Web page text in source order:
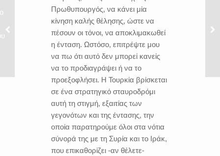
Πρωθυπουργός, να κάνει μία
κίνηση καλής θέλησης, ώστε να
πέσουν οι τόνοι, να αποκλιμακωθεί
η ένταση. Ωστόσο, επιτρέψτε μου
να πω ότι αυτό δεν μπορεί κανείς
να το προδιαγράψει ή να το
προεξοφλήσει. Η Τουρκία βρίσκεται
σε ένα στρατηγικό σταυροδρόμι
αυτή τη στιγμή, εξαιτίας των
γεγονότων και της έντασης, την
οποία παρατηρούμε όλοι στα νότια
σύνορά της με τη Συρία και το Ιράκ,
που επικαθορίζει -αν θέλετε-